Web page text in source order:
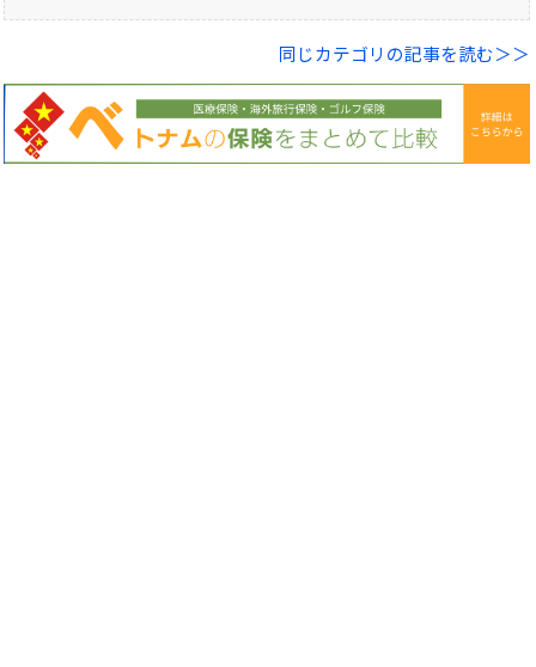
同じカテゴリの記事を読む＞＞